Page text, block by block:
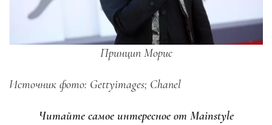
Принцип Морис
Источник фото: Gettyimages; Chanel
Читайте самое интересное от Mainstyle